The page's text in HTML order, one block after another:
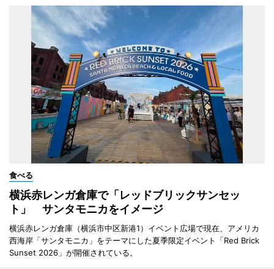
食べる
横浜赤レンガ倉庫で「レッドブリックサンセッ
ト」 サンタモニカをイメージ
横浜赤レンガ倉庫（横浜市中区新港1）イベント広場で現在、アメリカ
西海岸「サンタモニカ」をテーマにした夏季限定イベント「Red Brick
Sunset 2026」が開催されている。